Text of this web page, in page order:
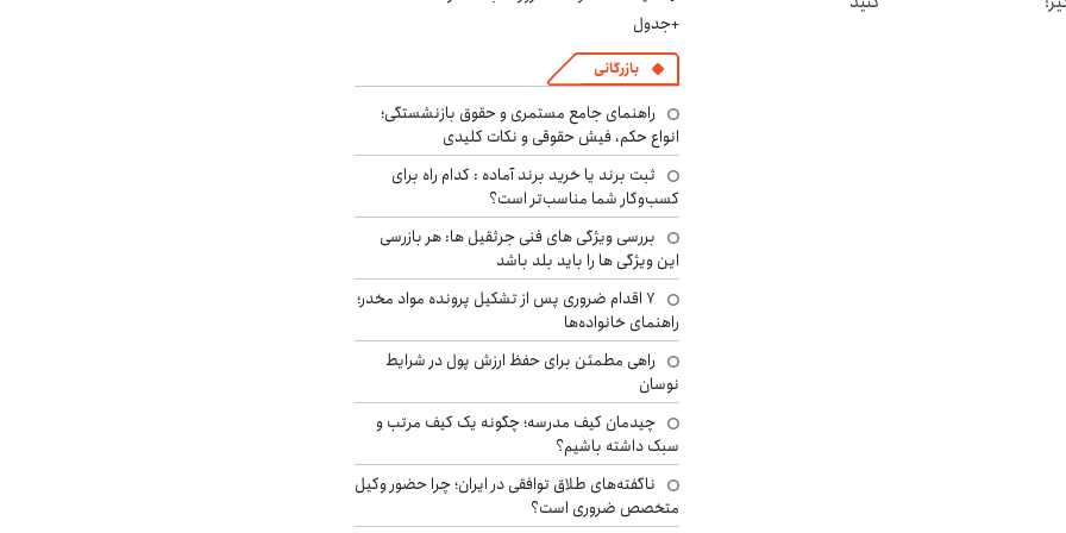
+جدول
بازرگانی
راهنمای جامع مستمری و حقوق بازنشستگی؛
انواع حکم، فیش حقوقی و نکات کلیدی
ثبت برند یا خرید برند آماده : کدام راه برای
کسب‌وکار شما مناسب‌تر است؟
بررسی ویژگی های فنی جرثقیل ها: هر بازرسی
این ویژگی ها را باید بلد باشد
۷ اقدام ضروری پس از تشکیل پرونده مواد مخدر؛
راهنمای خانواده‌ها
راهی مطمئن برای حفظ ارزش پول در شرایط
نوسان
چیدمان کیف مدرسه؛ چگونه یک کیف مرتب و
سبک داشته باشیم؟
ناگفته‌های طلاق توافقی در ایران؛ چرا حضور وکیل
متخصص ضروری است؟